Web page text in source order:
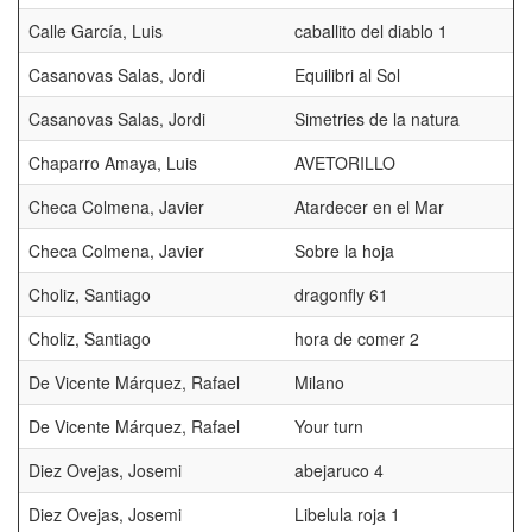
Calle García, Luis
caballito del diablo 1
Casanovas Salas, Jordi
Equilibri al Sol
Casanovas Salas, Jordi
Simetries de la natura
Chaparro Amaya, Luis
AVETORILLO
Checa Colmena, Javier
Atardecer en el Mar
Checa Colmena, Javier
Sobre la hoja
Choliz, Santiago
dragonfly 61
Choliz, Santiago
hora de comer 2
De Vicente Márquez, Rafael
Milano
De Vicente Márquez, Rafael
Your turn
Diez Ovejas, Josemi
abejaruco 4
Diez Ovejas, Josemi
Libelula roja 1